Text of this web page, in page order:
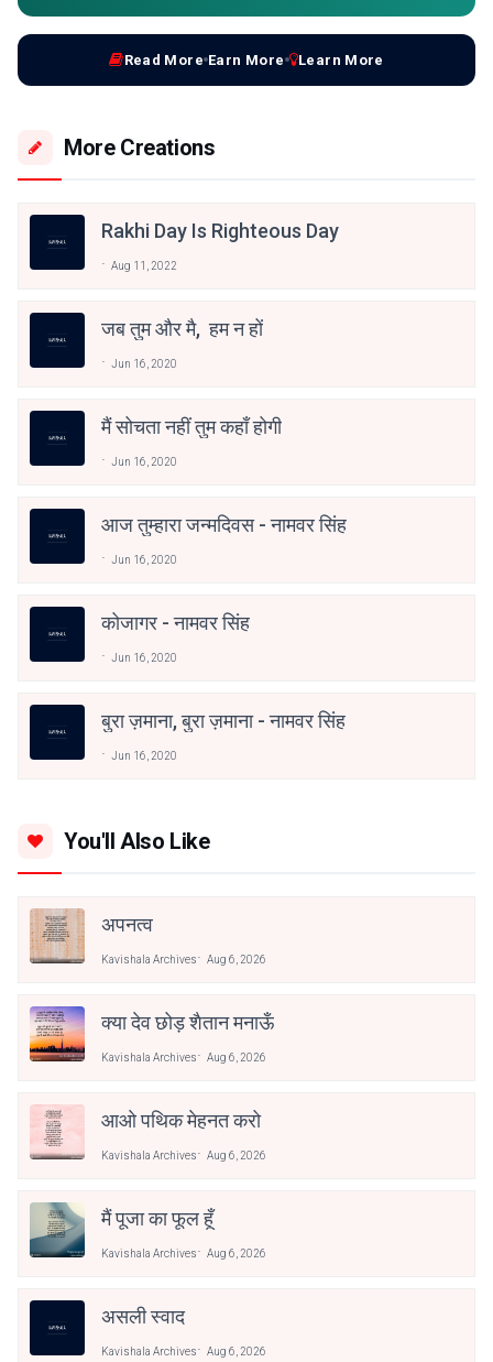
Read More Earn More Learn More
More Creations
Rakhi Day Is Righteous Day
Aug 11, 2022
जब तुम और मै, हम न हों
Jun 16, 2020
मैं सोचता नहीं तुम कहाँ होगी
Jun 16, 2020
आज तुम्हारा जन्मदिवस - नामवर सिंह
Jun 16, 2020
कोजागर - नामवर सिंह
Jun 16, 2020
बुरा ज़माना, बुरा ज़माना - नामवर सिंह
Jun 16, 2020
You'll Also Like
अपनत्व
Kavishala Archives Aug 6, 2026
क्या देव छोड़ शैतान मनाऊँ
Kavishala Archives Aug 6, 2026
आओ पथिक मेहनत करो
Kavishala Archives Aug 6, 2026
मैं पूजा का फूल हूँ
Kavishala Archives Aug 6, 2026
असली स्वाद
Kavishala Archives Aug 6, 2026